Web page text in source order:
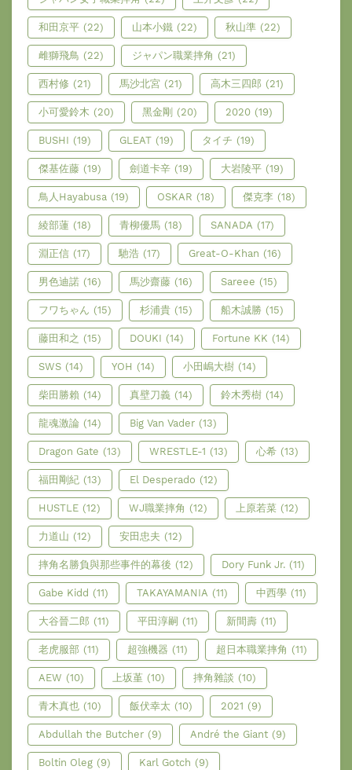
和田京平 (22) 山本小鐵 (22) 秋山準 (22)
雌獅飛鳥 (22) ジャパン職業摔角 (21)
西村修 (21) 馬沙北宮 (21) 高木三四郎 (21)
小可愛鈴木 (20) 黑金剛 (20) 2020 (19)
BUSHI (19) GLEAT (19) タイチ (19)
傑基佐藤 (19) 劍道卡辛 (19) 大岩陵平 (19)
鳥人Hayabusa (19) OSKAR (18) 傑克李 (18)
綾部蓮 (18) 青柳優馬 (18) SANADA (17)
淵正信 (17) 馳浩 (17) Great-O-Khan (16)
男色迪諾 (16) 馬沙齋藤 (16) Sareee (15)
フワちゃん (15) 杉浦貴 (15) 船木誠勝 (15)
藤田和之 (15) DOUKI (14) Fortune KK (14)
SWS (14) YOH (14) 小田嶋大樹 (14)
柴田勝賴 (14) 真壁刀義 (14) 鈴木秀樹 (14)
龍魂激論 (14) Big Van Vader (13)
Dragon Gate (13) WRESTLE-1 (13) 心希 (13)
福田剛紀 (13) El Desperado (12)
HUSTLE (12) WJ職業摔角 (12) 上原若菜 (12)
力道山 (12) 安田忠夫 (12)
摔角名勝負與那些事件的幕後 (12) Dory Funk Jr. (11)
Gabe Kidd (11) TAKAYAMANIA (11) 中西學 (11)
大谷晉二郎 (11) 平田淳嗣 (11) 新間壽 (11)
老虎服部 (11) 超強機器 (11) 超日本職業摔角 (11)
AEW (10) 上坂堇 (10) 摔角雜談 (10)
青木真也 (10) 飯伏幸太 (10) 2021 (9)
Abdullah the Butcher (9) André the Giant (9)
Boltin Oleg (9) Karl Gotch (9)